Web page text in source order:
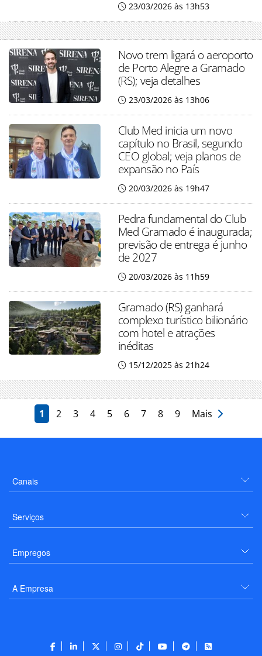
23/03/2026 às 13h53
Novo trem ligará o aeroporto
de Porto Alegre a Gramado
(RS); veja detalhes
23/03/2026 às 13h06
Club Med inicia um novo
capítulo no Brasil, segundo
CEO global; veja planos de
expansão no País
20/03/2026 às 19h47
Pedra fundamental do Club
Med Gramado é inaugurada;
previsão de entrega é junho
de 2027
20/03/2026 às 11h59
Gramado (RS) ganhará
complexo turístico bilionário
com hotel e atrações
inéditas
15/12/2025 às 21h24
1 2 3 4 5 6 7 8 9 Mais
Canais
Serviços
Empregos
A Empresa